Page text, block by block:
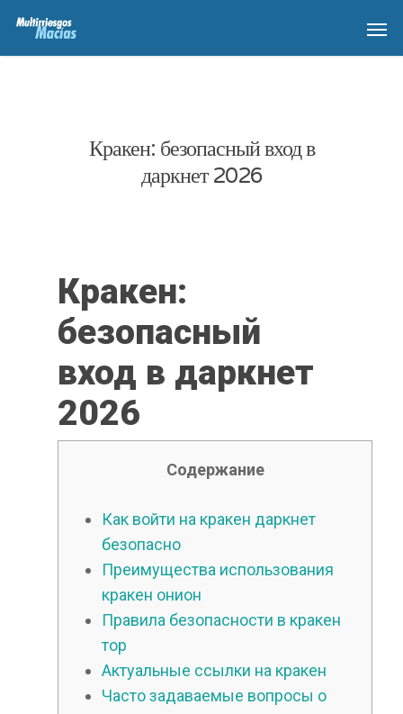
Кракен: безопасный вход в
даркнет 2026
Кракен:
безопасный
вход в даркнет
2026
Содержание
Как войти на кракен даркнет
безопасно
Преимущества использования
кракен онион
Правила безопасности в кракен
тор
Актуальные ссылки на кракен
Часто задаваемые вопросы о